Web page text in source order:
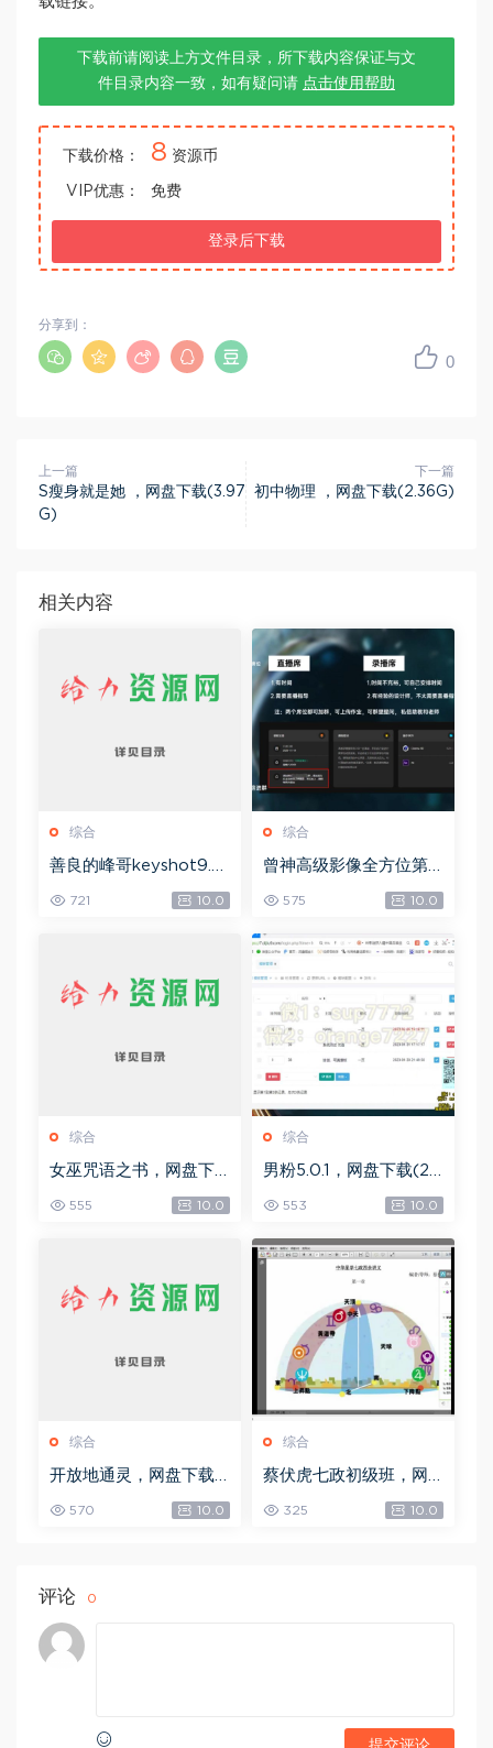
下载前请阅读上方文件目录，所下载内容保证与文
件目录内容一致，如有疑问请 点击使用帮助
下载价格： 8 资源币
VIP优惠： 免费
登录后下载
0
分享到：
上一篇
S瘦身就是她 ，网盘下载(3.97
G)
下一篇
初中物理 ，网盘下载(2.36G)
相关内容
综合
善良的峰哥keyshot9.0
自学宝典，网盘下载(2.3
6G)
721 10.0
综合
曾神高级影像全方位第
四期，网盘下载(49.08
G)
575 10.0
综合
女巫咒语之书，网盘下
555 10.0
综合
男粉5.0.1，网盘下载(25
553 10.0
综合
开放地通灵，网盘下载
570 10.0
综合
蔡伏虎七政初级班，网
325 10.0
评论 0